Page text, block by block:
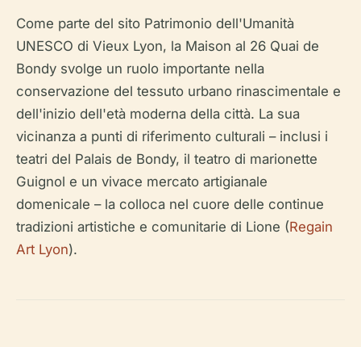
Come parte del sito Patrimonio dell'Umanità
UNESCO di Vieux Lyon, la Maison al 26 Quai de
Bondy svolge un ruolo importante nella
conservazione del tessuto urbano rinascimentale e
dell'inizio dell'età moderna della città. La sua
vicinanza a punti di riferimento culturali – inclusi i
teatri del Palais de Bondy, il teatro di marionette
Guignol e un vivace mercato artigianale
domenicale – la colloca nel cuore delle continue
tradizioni artistiche e comunitarie di Lione (Regain
Art Lyon).